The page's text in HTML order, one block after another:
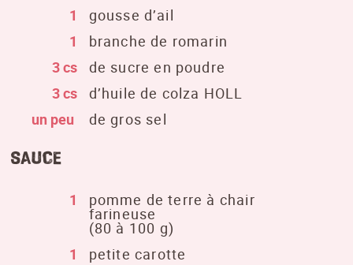
1
gousse d’ail
1
branche de romarin
3 cs
de sucre en poudre
3 cs
d’huile de colza HOLL
un peu
de gros sel
Sauce
1 pomme de terre à chair
farineuse
(80 à 100 g)
1
petite carotte